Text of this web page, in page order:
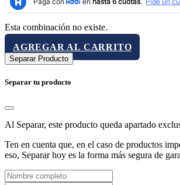
Esta combinación no existe.
AGREGAR AL CARRITO
Separar Producto
Separar tu producto
Al Separar, este producto queda apartado
Ten en cuenta que, en el caso de productos
eso, Separar hoy es la forma más segura de